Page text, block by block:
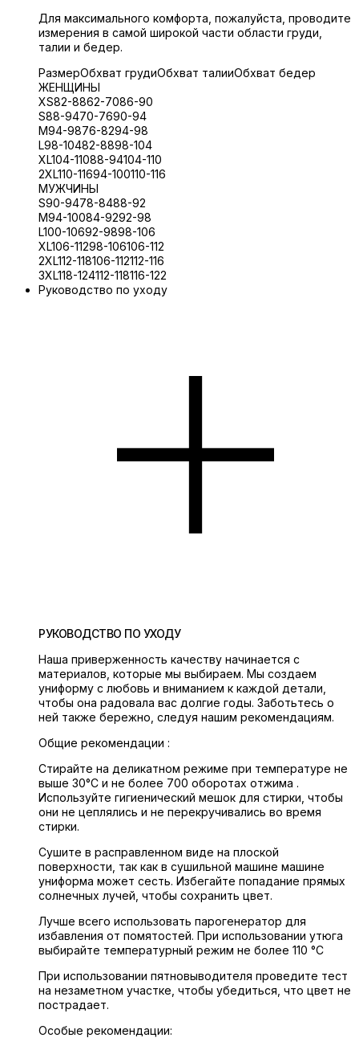
Для максимального комфорта, пожалуйста, проводите
измерения в самой широкой части области груди,
талии и бедер.
РазмерОбхват грудиОбхват талииОбхват бедер
ЖЕНЩИНЫ
XS82-8862-7086-90
S88-9470-7690-94
M94-9876-8294-98
L98-10482-8898-104
XL104-11088-94104-110
2XL110-11694-100110-116
МУЖЧИНЫ
S90-9478-8488-92
M94-10084-9292-98
L100-10692-9898-106
XL106-11298-106106-112
2XL112-118106-112112-116
3XL118-124112-118116-122
Руководство по уходу
РУКОВОДСТВО ПО УХОДУ
Наша приверженность качеству начинается с
материалов, которые мы выбираем. Мы создаем
униформу с любовь и вниманием к каждой детали,
чтобы она радовала вас долгие годы. Заботьтесь о
ней также бережно, следуя нашим рекомендациям.
Общие рекомендации :
Стирайте на деликатном режиме при температуре не
выше 30°C и не более 700 оборотах отжима .
Используйте гигиенический мешок для стирки, чтобы
они не цеплялись и не перекручивались во время
стирки.
Сушите в расправленном виде на плоской
поверхности, так как в сушильной машине машине
униформа может сесть. Избегайте попадание прямых
солнечных лучей, чтобы сохранить цвет.
Лучше всего использовать парогенератор для
избавления от помятостей. При использовании утюга
выбирайте температурный режим не более 110 °C
При использовании пятновыводителя проведите тест
на незаметном участке, чтобы убедиться, что цвет не
пострадает.
Особые рекомендации: